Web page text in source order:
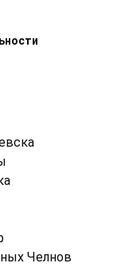
Челнов